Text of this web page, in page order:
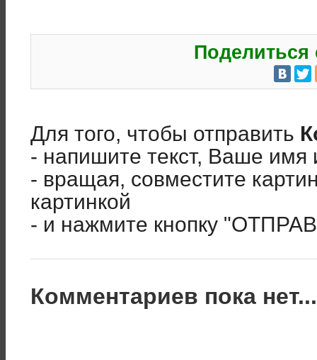
Поделиться
Для того, чтобы отправить
- напишите текст, Ваше имя
- вращая, совместите
картинкой
- и нажмите кнопку
Комментариев пока